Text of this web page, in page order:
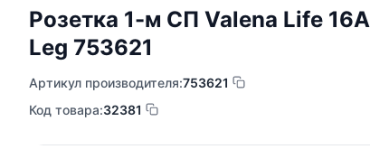
Розетка 1-м СП Valena Life
Leg 753621
Артикул производителя:753621
Код товара:32381